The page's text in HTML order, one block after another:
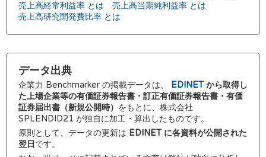
売上高経常利益率 とは
売上高当期純利益率 とは
売上高研究開発費比率 とは
データ出典
企業力 Benchmarker の掲載データは、 EDINETから取得し
た上場企業等の有価証券報告書・訂正有価証券報告書・有価
証券届出書（新規公開時） をもとに、株式会社
SPLENDID21 が独自に加工・算出したものです。
原則として、データの更新は EDINET に各資料が公開された
翌日 です。